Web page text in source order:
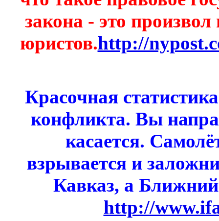
закона - это
юристов.http://
Красочная
конфликта. Вы
касается.
взрывается и
Кавказ, а
http://